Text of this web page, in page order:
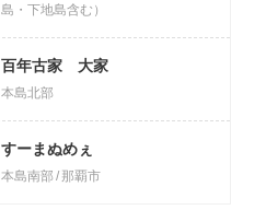
島・下地島含む）
百年古家 大家
本島北部
すーまぬめぇ
本島南部 那覇市